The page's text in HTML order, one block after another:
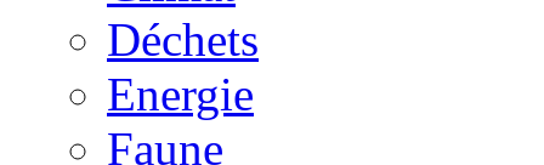
Déchets
Energie
Faune